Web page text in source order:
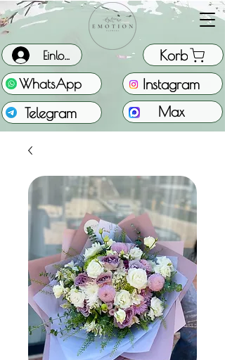
WhatsApp
Korb
Einloggen
Telegram Max
Instagram